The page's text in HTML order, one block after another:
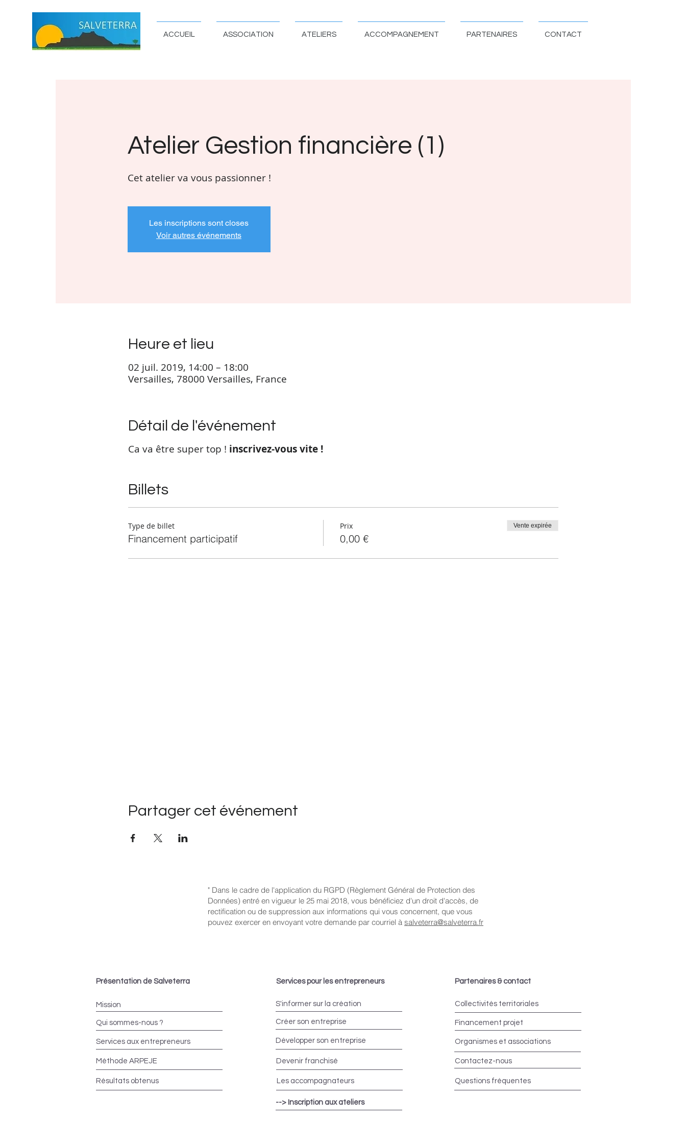
ACCUEIL ASSOCIATION ATELIERS ACCOMPAGNEMENT PARTENAIRES CONTACT
Atelier Gestion financière (1)
Cet atelier va vous passionner !
Les inscriptions sont closes
Voir autres événements
Heure et lieu
02 juil. 2019, 14:00 – 18:00
Versailles, 78000 Versailles, France
Détail de l'événement
Ca va être super top ! inscrivez-vous vite !
Billets
Type de billet
Financement participatif
Prix
0,00 €
Vente expirée
Partager cet événement
" Dans le cadre de l'application du RGPD (Règlement Général de Protection des
Données) entré en vigueur le 25 mai 2018, vous bénéficiez d'un droit d'accès, de
rectification ou de suppression aux informations qui vous concernent, que vous
pouvez exercer en envoyant votre demande par courriel à salveterra@salveterra.fr
Présentation de Salveterra
Mission
Qui sommes-nous ?
Services aux entrepreneurs
Méthode ARPEJE
Résultats obtenus
Services pour les entrepreneurs
S'informer sur la création
Créer son entreprise
Développer son entreprise
Devenir franchisé
Les accompagnateurs
Partenaires & contact
Collectivités territoriales
Financement projet
Organismes et associations
Contactez-nous
Questions fréquentes
--> Inscription aux ateliers